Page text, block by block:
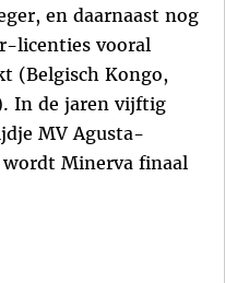
en daarnaast nog
licenties vooral
(Belgisch Kongo,
In de jaren vijftig
MV Agusta-
Minerva finaal